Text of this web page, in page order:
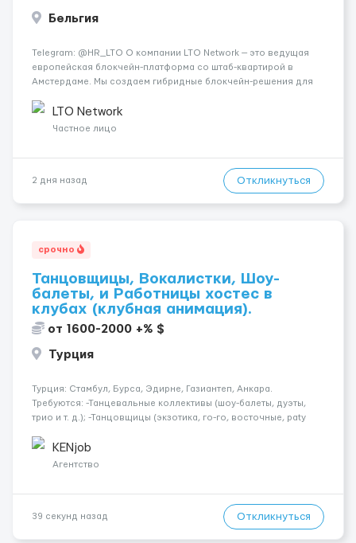
Бельгия
Telegram: @HR_LTO О компании LTO Network — это ведущая
европейская блокчейн-платформа со штаб-квартирой в
Амстердаме. Мы создаем гибридные блокчейн-решения для
ООН), автоматизируем документооборот и развиваем
технологии дец...
LTO Network
Частное лицо
2 дня назад Откликнуться
срочно
Танцовщицы, Вокалистки, Шоу-
балеты, и Работницы хостес в
клубах (клубная анимация).
от 1600-2000 +% $
Турция
Турция: Стамбул, Бурса, Эдирне, Газиантеп, Анкара.
Требуются: -Танцевальные коллективы (шоу-балеты, дуэты,
трио и т. д.); -Танцовщицы (экзотика, го-го, восточные, paty
языках); -Гимнастки; -Работницы хостесc в кл...
KENjob
Агентство
39 секунд назад Откликнуться